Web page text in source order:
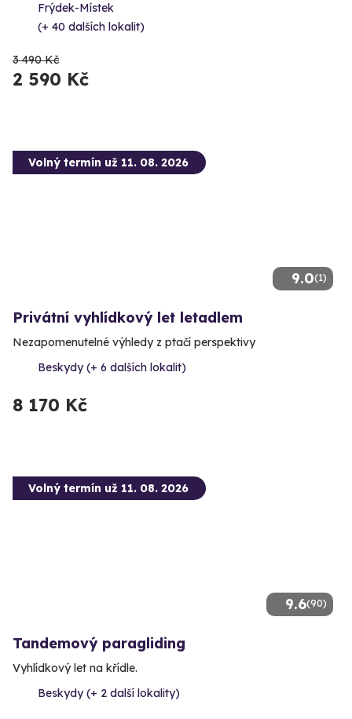
Frýdek-Místek
(+ 40 dalších lokalit)
3 490 Kč
2 590 Kč
9.0(1)
Volný termín už 11. 08. 2026
Privátní vyhlídkový let letadlem
Nezapomenutelné výhledy z ptačí perspektivy
Beskydy (+ 6 dalších lokalit)
8 170 Kč
9.6(90)
Volný termín už 11. 08. 2026
Tandemový paragliding
Vyhlídkový let na křídle.
Beskydy (+ 2 další lokality)